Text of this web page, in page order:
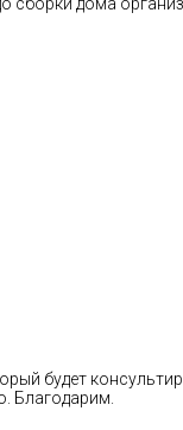
будет
Благодарим.